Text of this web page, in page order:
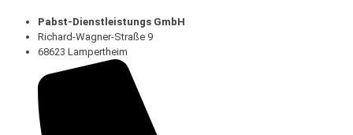
Pabst-Dienstleistungs GmbH
Richard-Wagner-Straße 9
68623 Lampertheim